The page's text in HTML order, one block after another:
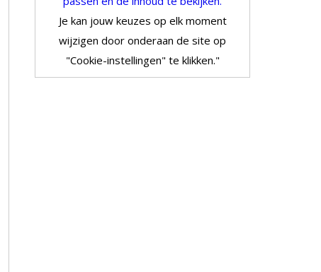
Je kan jouw keuzes op elk moment
wijzigen door onderaan de site op
"Cookie-instellingen" te klikken."